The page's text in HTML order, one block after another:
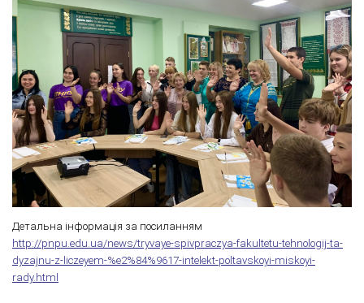
Детальна інформація за посиланням
http://pnpu.edu.ua/news/tryvaye-spivpraczya-fakultetu-tehnologij-ta-
dyzajnu-z-liczeyem-%e2%84%9617-intelekt-poltavskoyi-miskoyi-
rady.html